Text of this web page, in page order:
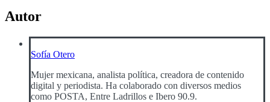
Autor
Sofía Otero
Mujer mexicana, analista política, creadora de contenido
digital y periodista. Ha colaborado con diversos medios
como POSTA, Entre Ladrillos e Ibero 90.9.